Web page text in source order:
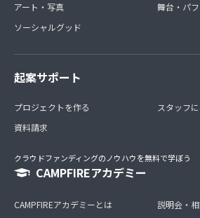
アート・写真
ソーシャルグッド
舞台・パ
起案サポート
プロジェクトを作る
資料請求
スタッフ
クラウドファンディングのノウハウを無料で学ぼう
CAMPFIREアカデミー
CAMPFIREアカデミーとは
説明会・